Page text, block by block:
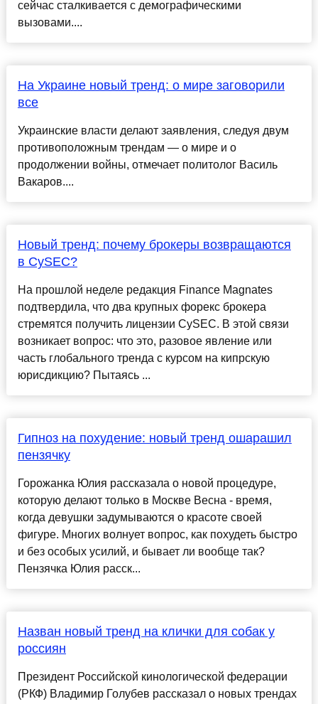
сейчас сталкивается с демографическими
вызовами....
На Украине новый тренд: о мире заговорили
все
Украинские власти делают заявления, следуя двум
противоположным трендам — о мире и о
продолжении войны, отмечает политолог Василь
Вакаров....
Новый тренд: почему брокеры возвращаются
в CySEC?
На прошлой неделе редакция Finance Magnates
подтвердила, что два крупных форекс брокера
стремятся получить лицензии CySEC. В этой связи
возникает вопрос: что это, разовое явление или
часть глобального тренда с курсом на кипрскую
юрисдикцию? Пытаясь ...
Гипноз на похудение: новый тренд ошарашил
пензячку
Горожанка Юлия рассказала о новой процедуре,
которую делают только в Москве Весна - время,
когда девушки задумываются о красоте своей
фигуре. Многих волнует вопрос, как похудеть быстро
и без особых усилий, и бывает ли вообще так?
Пензячка Юлия расск...
Назван новый тренд на клички для собак у
россиян
Президент Российской кинологической федерации
(РКФ) Владимир Голубев рассказал о новых трендах